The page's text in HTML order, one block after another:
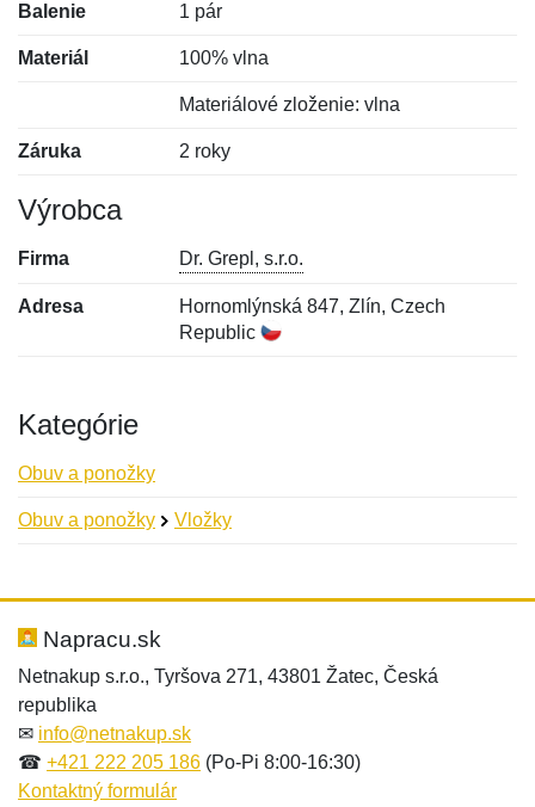
Balenie 1 pár
Materiál 100% vlna
Materiálové zloženie: vlna
Záruka 2 roky
Výrobca
Firma Dr. Grepl, s.r.o.
Adresa
Hornomlýnská 847, Zlín, Czech
Republic
Kategórie
Obuv a ponožky
Obuv a ponožky Vložky
Hodnotenie:
Meno:*
Meno:
E-mail:*
Napracu.sk
Netnakup s.r.o., Tyršova 271, 43801 Žatec, Česká
republika
✉ info@netnakup.sk
☎ +421 222 205 186 (Po-Pi 8:00-16:30)
Kontaktný formulár